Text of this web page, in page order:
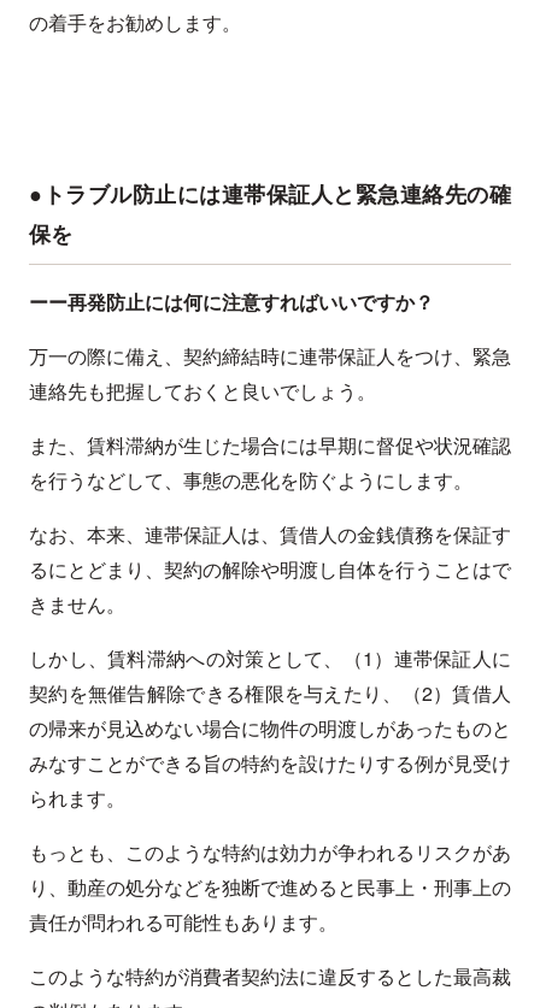
の着手をお勧めします。
●トラブル防止には連帯保証人と緊急連絡先の確
保を
ーー再発防止には何に注意すればいいですか？
万一の際に備え、契約締結時に連帯保証人をつけ、緊急
連絡先も把握しておくと良いでしょう。
また、賃料滞納が生じた場合には早期に督促や状況確認
を行うなどして、事態の悪化を防ぐようにします。
なお、本来、連帯保証人は、賃借人の金銭債務を保証す
るにとどまり、契約の解除や明渡し自体を行うことはで
きません。
しかし、賃料滞納への対策として、（1）連帯保証人に
契約を無催告解除できる権限を与えたり、（2）賃借人
の帰来が見込めない場合に物件の明渡しがあったものと
みなすことができる旨の特約を設けたりする例が見受け
られます。
もっとも、このような特約は効力が争われるリスクがあ
り、動産の処分などを独断で進めると民事上・刑事上の
責任が問われる可能性もあります。
このような特約が消費者契約法に違反するとした最高裁